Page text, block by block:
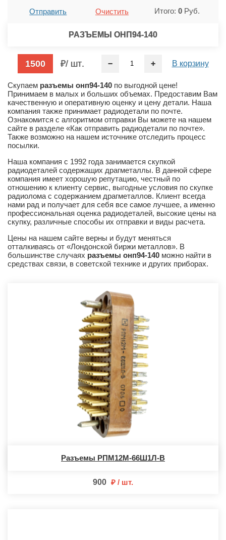
Отправить Очистить Итого: 0 Руб.
РАЗЪЕМЫ ОНП94-140
1500 / шт − + В корзину
Скупаем разъемы онп94-140 по выгодной цене!
Принимаем в малых и больших объемах. Предоставим Вам
качественную и оперативную оценку и цену детали. Наша
компания также принимает радиодетали по почте.
Ознакомится с алгоритмом отправки Вы можете на нашем
сайте в разделе «Как отправить радиодетали по почте».
Также возможно на нашем источнике отследить процесс
посылки.
Наша компания с 1992 года занимается скупкой
радиодеталей содержащих драгметаллы. В данной сфере
компания имеет хорошую репутацию, честный по
отношению к клиенту сервис, выгодные условия по скупке
радиолома с содержанием драгметаллов. Клиент всегда
нами рад и получает для себя все самое лучшее, а именно
профессиональная оценка радиодеталей, высокие цены на
скупку, различные способы их отправки и виды расчета.
Цены на нашем сайте верны и будут меняться
отталкиваясь от «Лондонской биржи металлов». В
большинстве случаях разъемы онп94-140 можно найти в
средствах связи, в советской технике и других приборах.
Разъемы РПМ12М-66Ш1Л-В
900 шт